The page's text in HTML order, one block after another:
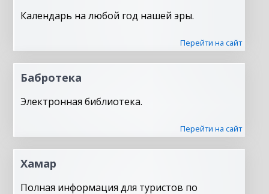
Календарь на любой год нашей эры.
Перейти на сайт
Бабротека
Электронная библиотека.
Перейти на сайт
Хамар
Полная информация для туристов по